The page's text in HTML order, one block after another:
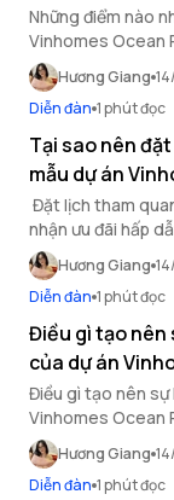
Những điểm nào
Vinhomes Ocean
check-in sống ảo
cấp.
Hương Giang
Diễn đàn 1 phút đọc
Tại sao nên
mẫu dự án
Đặt lịch tham
nhận ưu đãi hấp
sống hiện đại.
Hương Giang
Diễn đàn 1 phút đọc
Điều gì tạo nên
của dự án
Điều gì tạo nên
Vinhomes Ocean
ích vượt trội tại dự
Hương Giang
Diễn đàn 1 phút đọc